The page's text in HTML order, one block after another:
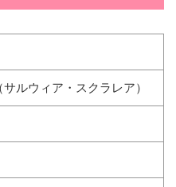
ルウィア・スクラレア）